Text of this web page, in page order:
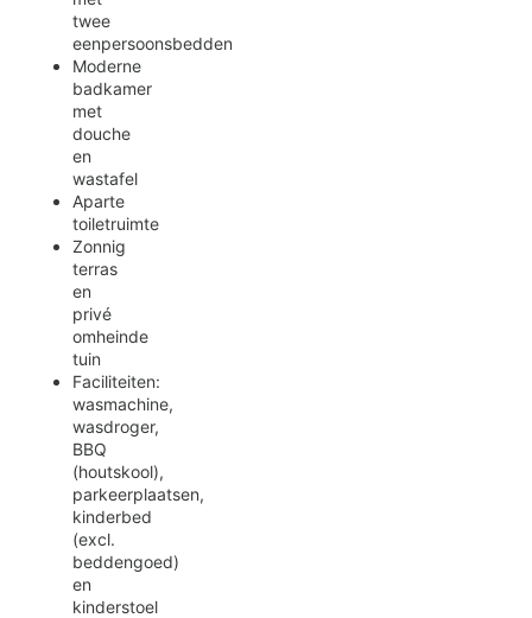
twee
eenpersoonsbedden
Moderne
badkamer
met
douche
en
wastafel
Aparte
toiletruimte
Zonnig
terras
en
privé
omheinde
tuin
Faciliteiten:
wasmachine,
wasdroger,
BBQ
(houtskool),
parkeerplaatsen,
kinderbed
(excl.
beddengoed)
en
kinderstoel